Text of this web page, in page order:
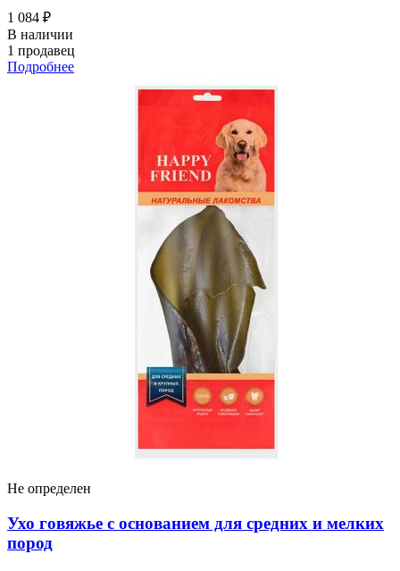
1 084 ₽
В наличии
1 продавец
Подробнее
Не определен
Ухо говяжье с основанием для средних и мелких
пород